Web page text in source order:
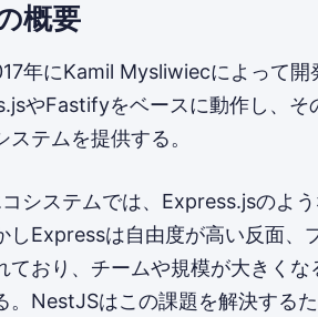
概要
年にKamil Mysliwiecによって
やFastifyをベースに動作し、
ステムを提供する。
システムでは、Express.jsのよ
しExpressは自由度が高い反面、
ており、チームや規模が大きく
。NestJSはこの課題を解決する